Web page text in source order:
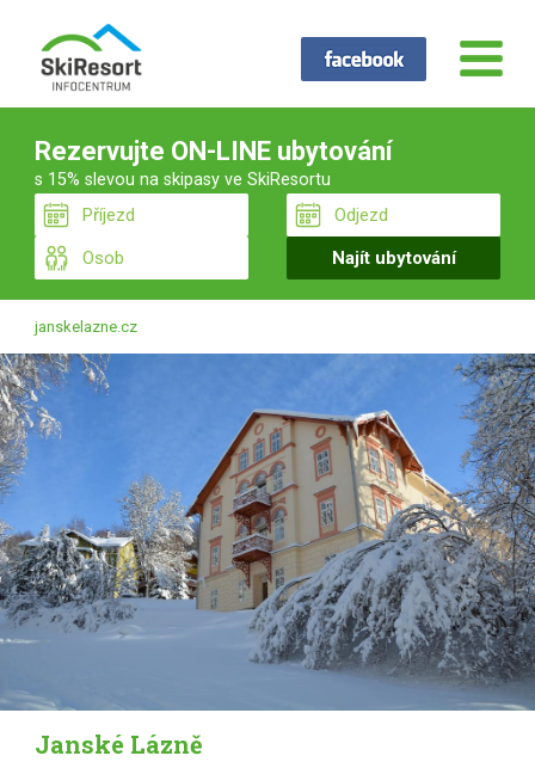
Rezervujte ON-LINE ubytování
s 15% slevou na skipasy ve SkiResortu
janskelazne.cz
Janské Lázně